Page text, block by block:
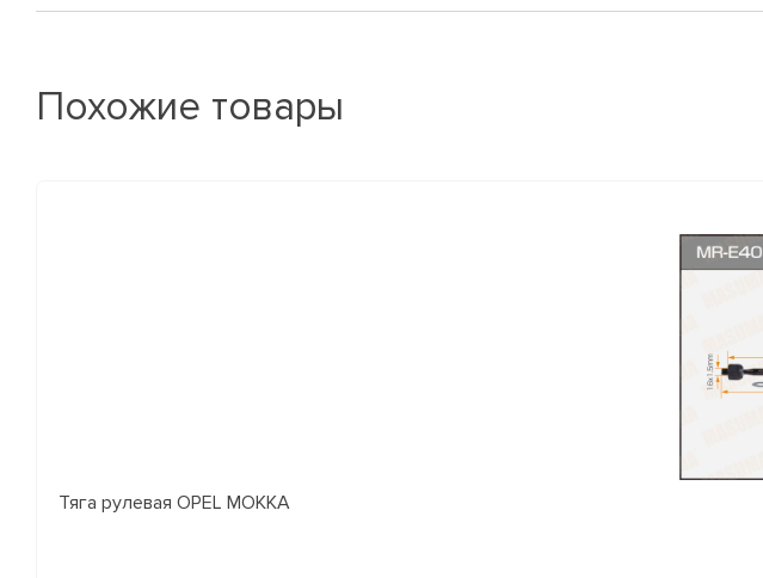
Похожие товары
Тяга рулевая OPEL MOKKA